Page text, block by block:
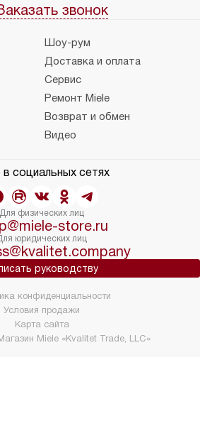
звонок
Шоу-рум
Доставка и оплата
Сервис
Ремонт Miele
Возврат и обмен
Видео
в социальных сетях
Для физических лиц
store.ru
юридических лиц
руководству
Miele «Kvalitet Trade, LLC»
конфиденциальности
Условия продажи
Карта сайта